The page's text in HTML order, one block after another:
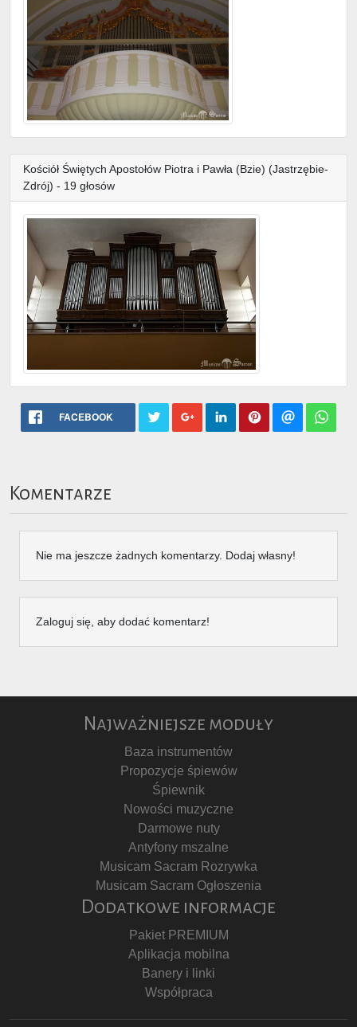
Kościół Świętych Apostołów Piotra i Pawła (Bzie) (Jastrzębie-
Zdrój) - 19 głosów
FACEBOOK
Komentarze
Nie ma jeszcze żadnych komentarzy. Dodaj własny!
Zaloguj się, aby dodać komentarz!
Najważniejsze moduły
Baza instrumentów
Propozycje śpiewów
Śpiewnik
Nowości muzyczne
Darmowe nuty
Antyfony mszalne
Musicam Sacram Rozrywka
Musicam Sacram Ogłoszenia
Dodatkowe informacje
Pakiet PREMIUM
Aplikacja mobilna
Banery i linki
Współpraca